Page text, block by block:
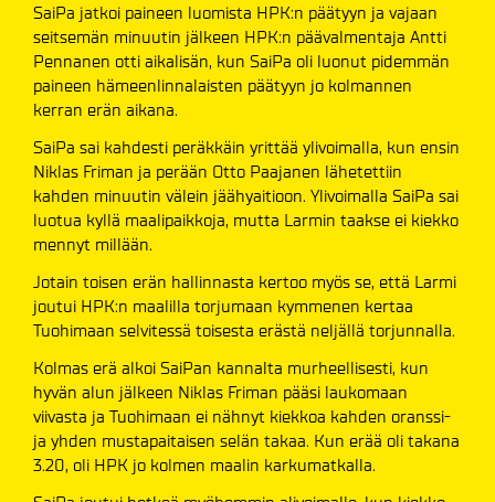
SaiPa jatkoi paineen luomista HPK:n päätyyn ja vajaan
seitsemän minuutin jälkeen HPK:n päävalmentaja Antti
Pennanen otti aikalisän, kun SaiPa oli luonut pidemmän
paineen hämeenlinnalaisten päätyyn jo kolmannen
kerran erän aikana.
SaiPa sai kahdesti peräkkäin yrittää ylivoimalla, kun ensin
Niklas Friman ja perään Otto Paajanen lähetettiin
kahden minuutin välein jäähyaitioon. Ylivoimalla SaiPa sai
luotua kyllä maalipaikkoja, mutta Larmin taakse ei kiekko
mennyt millään.
Jotain toisen erän hallinnasta kertoo myös se, että Larmi
joutui HPK:n maalilla torjumaan kymmenen kertaa
Tuohimaan selvitessä toisesta erästä neljällä torjunnalla.
Kolmas erä alkoi SaiPan kannalta murheellisesti, kun
hyvän alun jälkeen Niklas Friman pääsi laukomaan
viivasta ja Tuohimaan ei nähnyt kiekkoa kahden oranssi-
ja yhden mustapaitaisen selän takaa. Kun erää oli takana
3.20, oli HPK jo kolmen maalin karkumatkalla.